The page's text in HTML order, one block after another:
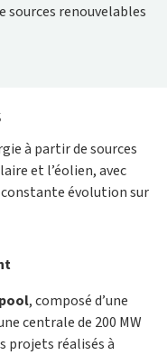
sources renouvelables
à partir de sources
et l’éolien, avec
évolution sur
, composé d’une
centrale de 200 MW
projets réalisés à